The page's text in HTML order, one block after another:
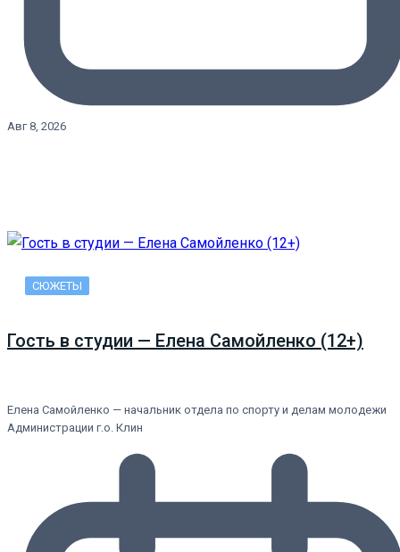
Авг 8, 2026
СЮЖЕТЫ
Гость в студии — Елена Самойленко (12+)
Елена Самойленко — начальник отдела по спорту и делам молодежи
Администрации г.о. Клин